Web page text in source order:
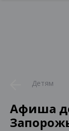
Детям
Афиша